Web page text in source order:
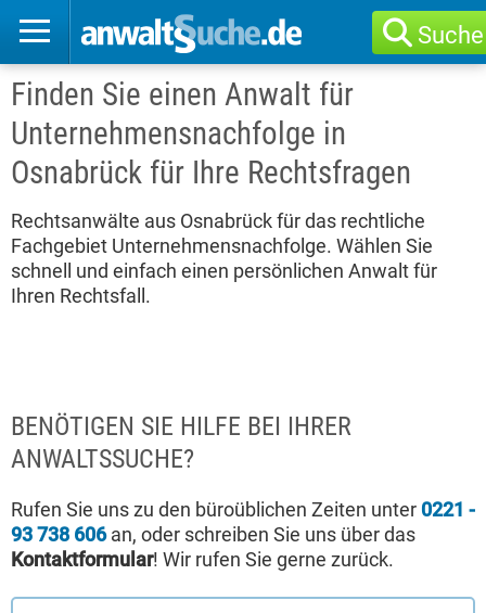
Suche
Finden Sie einen Anwalt für
Unternehmensnachfolge in
Osnabrück für Ihre Rechtsfragen
Rechtsanwälte aus Osnabrück für das rechtliche
Fachgebiet Unternehmensnachfolge. Wählen Sie
schnell und einfach einen persönlichen Anwalt für
Ihren Rechtsfall.
BENÖTIGEN SIE HILFE BEI IHRER
ANWALTSSUCHE?
Rufen Sie uns zu den büroüblichen Zeiten unter 0221 -
93 738 606an, oder schreiben Sie uns über das
Kontaktformular! Wir rufen Sie gerne zurück.